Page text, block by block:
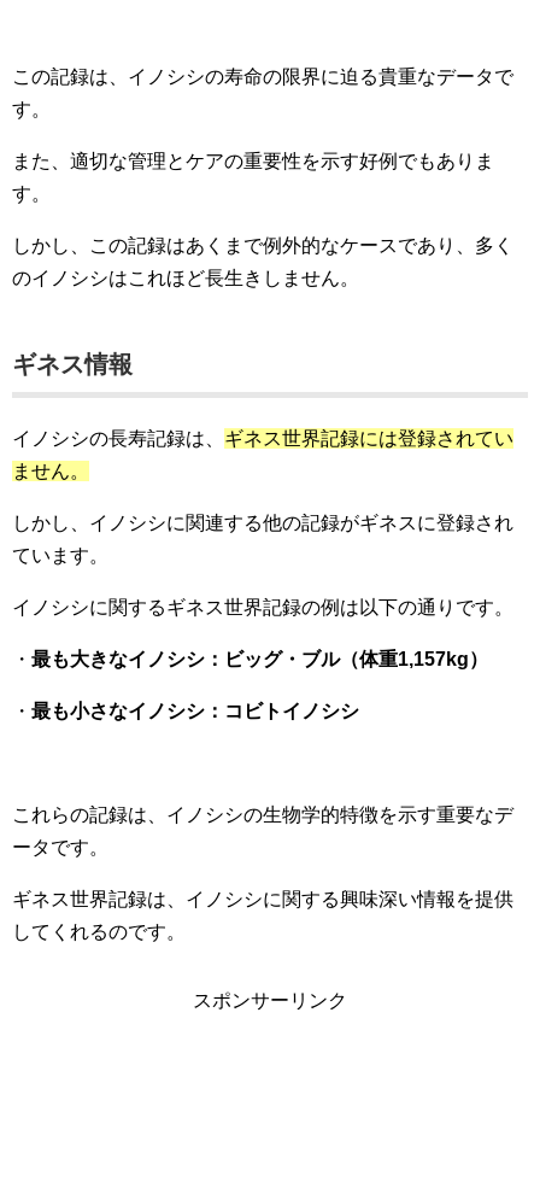
この記録は、イノシシの寿命の限界に迫る貴重なデータで
す。
また、適切な管理とケアの重要性を示す好例でもありま
す。
しかし、この記録はあくまで例外的なケースであり、多く
のイノシシはこれほど長生きしません。
ギネス情報
イノシシの長寿記録は、 ギネス世界記録には登録されてい
ません。
しかし、イノシシに関連する他の記録がギネスに登録され
ています。
イノシシに関するギネス世界記録の例は以下の通りです。
・ 最も大きなイノシシ：ビッグ・ブル（体重1,157kg）
・ 最も小さなイノシシ：コビトイノシシ
これらの記録は、イノシシの生物学的特徴を示す重要なデ
ータです。
ギネス世界記録は、イノシシに関する興味深い情報を提供
してくれるのです。
スポンサーリンク